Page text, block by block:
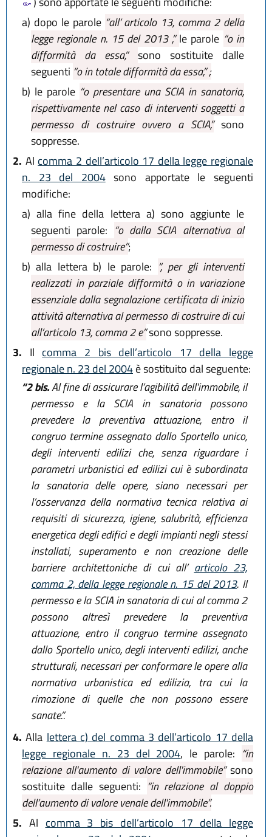
a) dopo le parole “all’ articolo 13, comma 2 della
legge regionale n. 15 del 2013 ,”le parole “o in
difformità da essa,” sono sostituite dalle
seguenti “o in totale difformità da essa,” ;
b) le parole “o presentare una SCIA in sanatoria,
rispettivamente nel caso di interventi soggetti a
permesso di costruire ovvero a SCIA,”sono
soppresse.
2. Al comma 2 dell’articolo 17 della legge regionale
n. 23 del 2004sono apportate le seguenti
modifiche:
a) alla fine della lettera a) sono aggiunte le
seguenti parole: “o dalla SCIA alternativa al
permesso di costruire”;
b) alla lettera b) le parole: “, per gli interventi
realizzati in parziale difformità o in variazione
essenziale dalla segnalazione certificata di inizio
attività alternativa al permesso di costruire di cui
all’articolo 13, comma 2 e”sono soppresse.
3. Il comma 2 bis dell’articolo 17 della legge
regionale n. 23 del 2004è sostituito dal seguente:
“2 bis.Al fine di assicurare l’agibilità dell'immobile, il
permesso e la SCIA in sanatoria possono
prevedere la preventiva attuazione, entro il
congruo termine assegnato dallo Sportello unico,
degli interventi edilizi che, senza riguardare i
parametri urbanistici ed edilizi cui è subordinata
la sanatoria delle opere, siano necessari per
l’osservanza della normativa tecnica relativa ai
requisiti di sicurezza, igiene, salubrità, efficienza
energetica degli edifici e degli impianti negli stessi
installati, superamento e non creazione delle
barriere architettoniche di cui all’ articolo 23,
comma 2, della legge regionale n. 15 del 2013. Il
permesso e la SCIA in sanatoria di cui al comma 2
possono altresì prevedere la preventiva
attuazione, entro il congruo termine assegnato
dallo Sportello unico, degli interventi edilizi, anche
strutturali, necessari per conformare le opere alla
normativa urbanistica ed edilizia, tra cui la
rimozione di quelle che non possono essere
sanate.”.
4. Alla lettera c) del comma 3 dell’articolo 17 della
legge regionale n. 23 del 2004, le parole: “in
relazione all'aumento di valore dell'immobile”sono
sostituite dalle seguenti: “in relazione al doppio
dell’aumento di valore venale dell'immobile”.
5. Al comma 3 bis dell’articolo 17 della legge